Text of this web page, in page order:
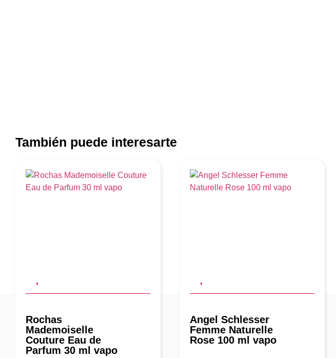
También puede interesarte
Rochas
Mademoiselle
Couture Eau de
Parfum 30 ml vapo
Angel Schlesser
Femme Naturelle
Rose 100 ml vapo